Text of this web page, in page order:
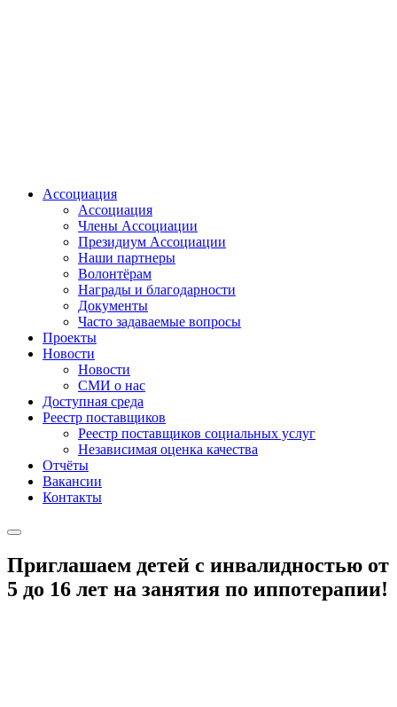
Ассоциация
Ассоциация
Члены Ассоциации
Президиум Ассоциации
Наши партнеры
Волонтёрам
Награды и благодарности
Документы
Часто задаваемые вопросы
Проекты
Новости
Новости
СМИ о нас
Доступная среда
Реестр поставщиков
Реестр поставщиков социальных услуг
Независимая оценка качества
Отчёты
Вакансии
Контакты
Приглашаем детей с инвалидностью от
5 до 16 лет на занятия по иппотерапии!